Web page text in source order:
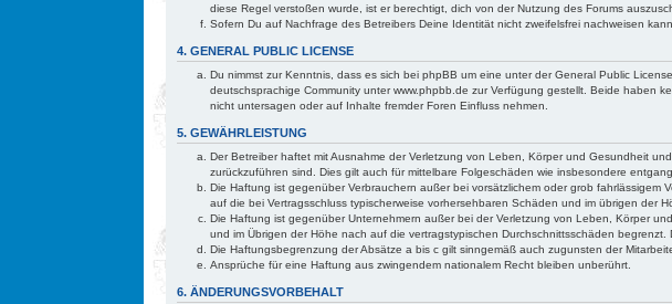
diese Regel verstoßen wurde, ist er berechtigt, dich von der Nutzung des Forums
Sofern Du auf Nachfrage des Betreibers Deine Identität nicht zweifelsfrei nachweisen
4. GENERAL PUBLIC LICENSE
Du nimmst zur Kenntnis, dass es sich bei phpBB um eine unter der General Public
deutschsprachige Community unter www.phpbb.de zur Verfügung gestellt. Beide haben
nicht untersagen oder auf Inhalte fremder Foren Einfluss nehmen.
5. GEWÄHRLEISTUNG
Der Betreiber haftet mit Ausnahme der Verletzung von Leben, Körper und Gesundheit
zurückzuführen sind. Dies gilt auch für mittelbare Folgeschäden wie insbesondere
Die Haftung ist gegenüber Verbrauchern außer bei vorsätzlichem oder grob
auf die bei Vertragsschluss typischerweise vorhersehbaren Schäden und im übrigen der
Die Haftung ist gegenüber Unternehmern außer bei der Verletzung von Leben, Körper
und im Übrigen der Höhe nach auf die vertragstypischen Durchschnittsschäden
Die Haftungsbegrenzung der Absätze a bis c gilt sinngemäß auch zugunsten der
Ansprüche für eine Haftung aus zwingendem nationalem Recht bleiben unberührt.
6. ÄNDERUNGSVORBEHALT